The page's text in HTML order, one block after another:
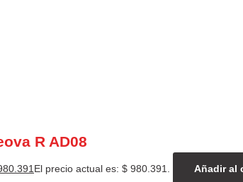
R AD08
El precio actual es: $ 980.391. Añadir al